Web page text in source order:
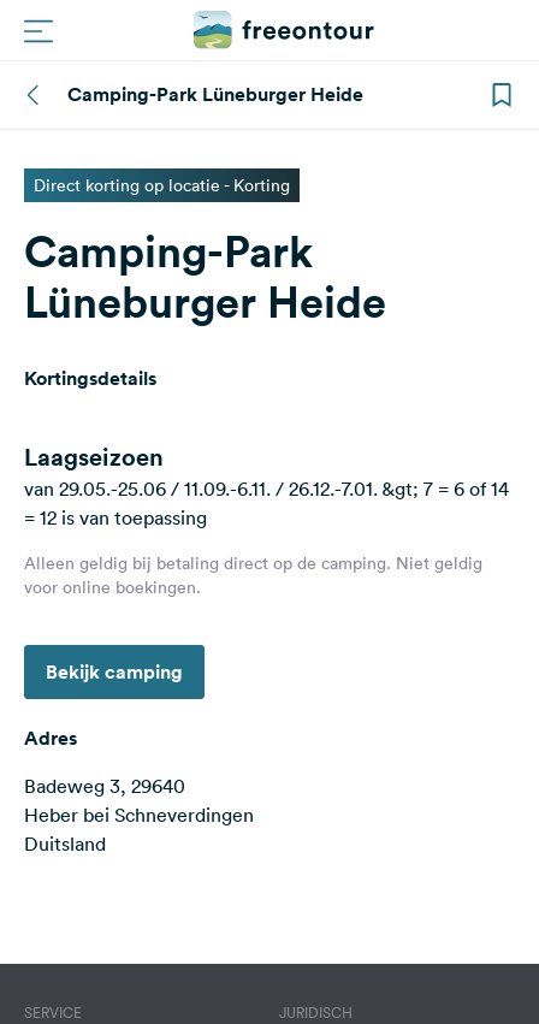
Routes
Campings
Magazine
Partners
Registreren
Nieuwsbrief
Feedback
Volg
ons
social
media
Facebook
Camping-Park Lüneburger Heide
Direct korting op locatie - Korting
Camping-Park
Lüneburger Heide
Kortingsdetails
Laagseizoen
van 29.05.-25.06 / 11.09.-6.11. / 26.12.-7.01. &gt; 7 = 6 of 14
= 12 is van toepassing
Alleen geldig bij betaling direct op de camping. Niet geldig
voor online boekingen.
Bekijk camping
Adres
Badeweg 3, 29640
Heber bei Schneverdingen
Duitsland
SERVICE JURIDISCH